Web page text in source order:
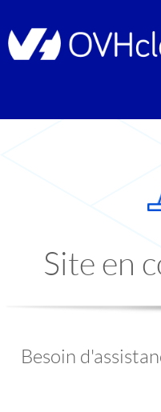
Site en
Besoin